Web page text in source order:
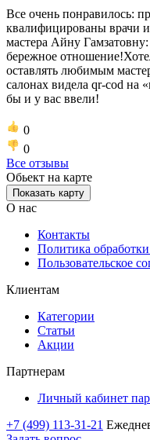
Все очень понравилось:
квалифицированы врачи
мастера Айну
бережное
оставлять любимым
салонах видела qr-cod на
бы и у вас ввели!
0
0
Все отзывы
Обьект на карте
Показать карту
О нас
Контакты
Политика
Пользовательское
Клиентам
Категории
Статьи
Акции
Партнерам
Личный кабинет
+7 (499) 113-31-21